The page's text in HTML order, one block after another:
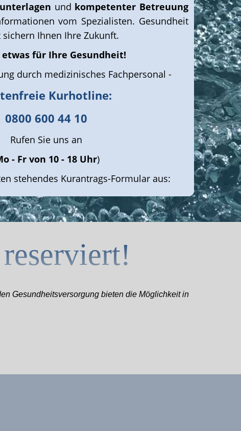
und kompetenter Betreuung
vom Spezialisten. Gesundheit
Ihnen Ihre Zukunft.
etwas für Ihre Gesundheit!
durch medizinisches Fachpersonal -
Kurhotline:
0800 600 44 10
Rufen Sie uns an
- Fr von 10 - 18 Uhr)
stehendes Kurantrags-Formular aus:
Gesundheitsversorgung bieten die Möglichkeit in